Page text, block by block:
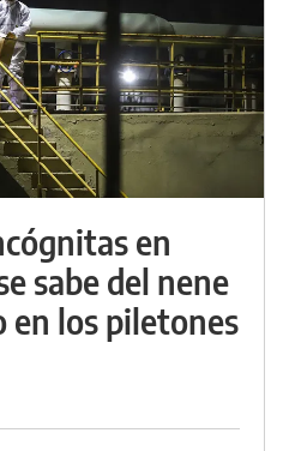
en
sabe del nene
en los piletones